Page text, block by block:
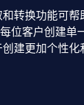
转换功能可
位客户创建单
建更加个性化